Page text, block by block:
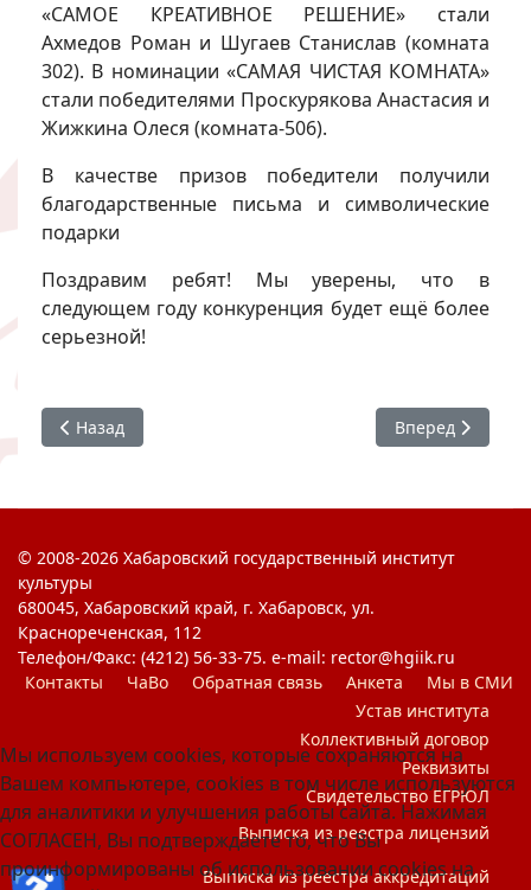
«САМОЕ КРЕАТИВНОЕ РЕШЕНИЕ» стали
Ахмедов Роман и Шугаев Станислав (комната
302). В номинации «САМАЯ ЧИСТАЯ КОМНАТА»
стали победителями Проскурякова Анастасия и
Жижкина Олеся (комната-506).
В качестве призов победители получили
благодарственные письма и символические
подарки
Поздравим ребят! Мы уверены, что в
следующем году конкуренция будет ещё более
серьезной!
Предыдущий: Уютные «общажные» вечера
Назад Следующий:
Вперед
© 2008-2026 Хабаровский государственный институт
культуры
680045, Хабаровский край, г. Хабаровск, ул.
Краснореченская, 112
Телефон/Факс: (4212) 56-33-75. e-mail: rector@hgiik.ru
Контакты
ЧаВо Обратная связь Анкета
Мы в СМИ
Устав института
Коллективный договор
Реквизиты
Свидетельство ЕГРЮЛ
Выписка из реестра лицензий
Выписка из реестра аккредитаций
Мы используем cookies, которые сохраняются на
Вашем компьютере, cookies в том числе используются
для аналитики и улучшения работы сайта. Нажимая
СОГЛАСЕН, Вы подтверждаете то, что Вы
проинформированы об использовании cookies на